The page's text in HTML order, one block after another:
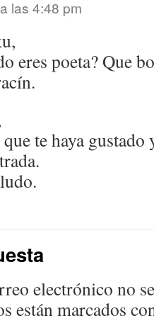
las 4:48 pm
eres poeta? Que
te haya gustado
electrónico no
están marcados